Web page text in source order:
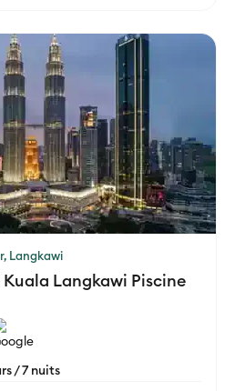
Langkawi
Langkawi Piscine
/ 7 nuits